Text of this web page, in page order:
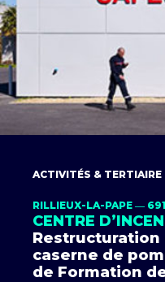
ACTIVITÉS & TERTIAIRE
RILLIEUX-LA-PAPE ―
CENTRE
caserne de
de Formation